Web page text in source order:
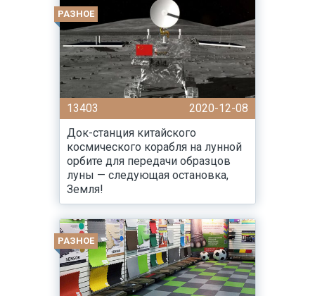
РАЗНОЕ
13403
2020-12-08
Док-станция китайского
космического корабля на лунной
орбите для передачи образцов
луны — следующая остановка,
Земля!
РАЗНОЕ